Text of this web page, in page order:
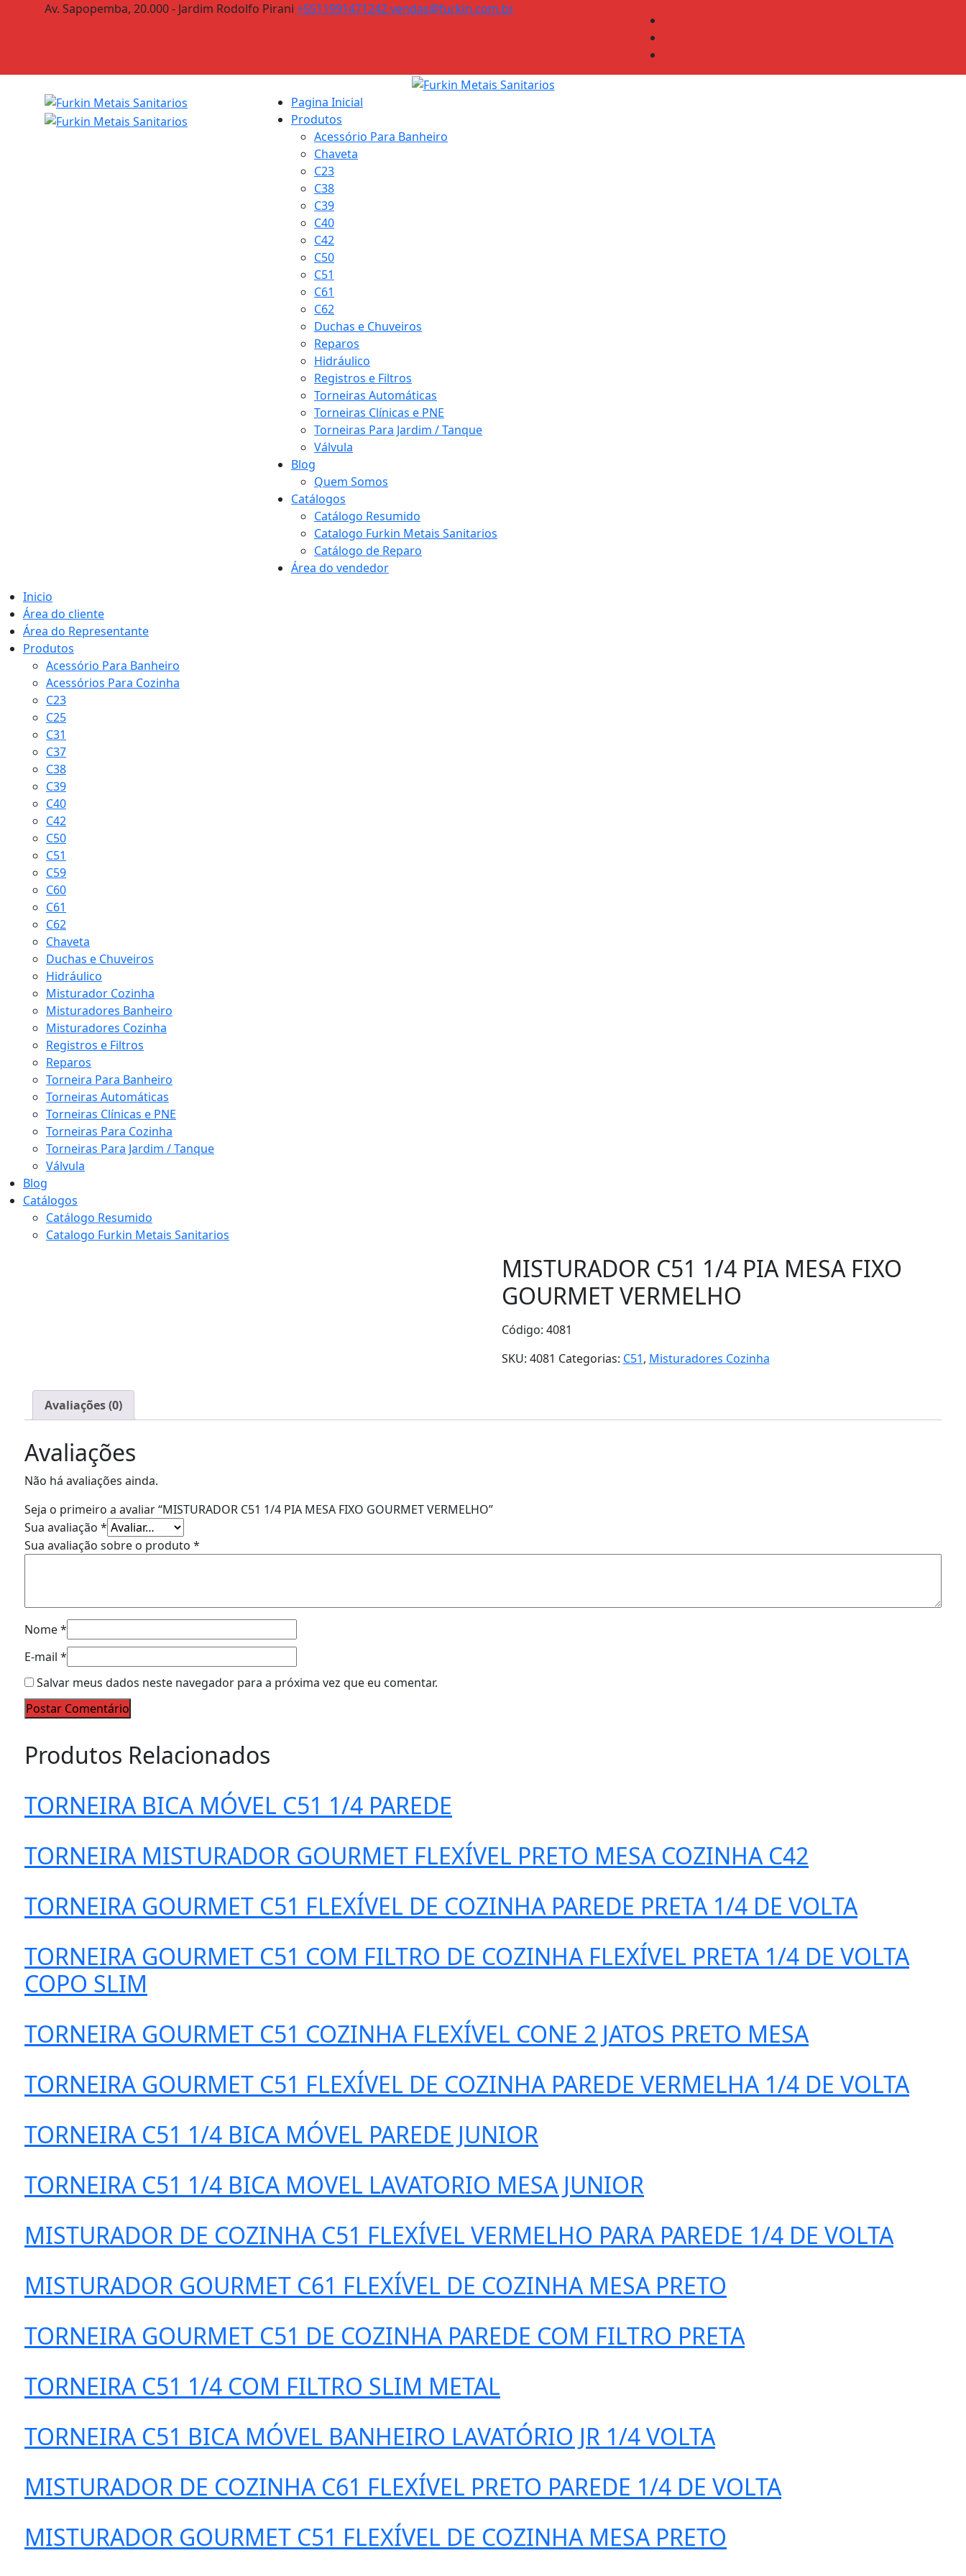
Av. Sapopemba, 20.000 - Jardim Rodolfo Pirani +5511991471242vendas@furkin.com.br
Pagina Inicial
Produtos
Acessório Para Banheiro
Chaveta
C23
C38
C39
C40
C42
C50
C51
C61
C62
Duchas e Chuveiros
Reparos
Hidráulico
Registros e Filtros
Torneiras Automáticas
Torneiras Clínicas e PNE
Torneiras Para Jardim / Tanque
Válvula
Blog
Quem Somos
Catálogos
Catálogo Resumido
Catalogo Furkin Metais Sanitarios
Catálogo de Reparo
Área do vendedor
Inicio
Área do cliente
Área do Representante
Produtos
Acessório Para Banheiro
Acessórios Para Cozinha
C23
C25
C31
C37
C38
C39
C40
C42
C50
C51
C59
C60
C61
C62
Chaveta
Duchas e Chuveiros
Hidráulico
Misturador Cozinha
Misturadores Banheiro
Misturadores Cozinha
Registros e Filtros
Reparos
Torneira Para Banheiro
Torneiras Automáticas
Torneiras Clínicas e PNE
Torneiras Para Cozinha
Torneiras Para Jardim / Tanque
Válvula
Blog
Catálogos
Catálogo Resumido
Catalogo Furkin Metais Sanitarios
MISTURADOR C51 1/4 PIA MESA FIXO
GOURMET VERMELHO
Código: 4081
SKU: 4081 Categorias: C51, Misturadores Cozinha
Avaliações (0)
Avaliações
Não há avaliações ainda.
Seja o primeiro a avaliar “MISTURADOR C51 1/4 PIA MESA FIXO GOURMET VERMELHO”
Sua avaliação *
Sua avaliação sobre o produto *
Nome*
E-mail *
Salvar meus dados neste navegador para a próxima vez que eu comentar.
Postar Comentário
Produtos Relacionados
TORNEIRA BICA MÓVEL C51 1/4 PAREDE
TORNEIRA MISTURADOR GOURMET FLEXÍVEL PRETO MESA COZINHA C42
TORNEIRA GOURMET C51 FLEXÍVEL DE COZINHA PAREDE PRETA 1/4 DE VOLTA
TORNEIRA GOURMET C51 COM FILTRO DE COZINHA FLEXÍVEL PRETA 1/4 DE VOLTA
COPO SLIM
TORNEIRA GOURMET C51 COZINHA FLEXÍVEL CONE 2 JATOS PRETO MESA
TORNEIRA GOURMET C51 FLEXÍVEL DE COZINHA PAREDE VERMELHA 1/4 DE VOLTA
TORNEIRA C51 1/4 BICA MÓVEL PAREDE JUNIOR
TORNEIRA C51 1/4 BICA MOVEL LAVATORIO MESA JUNIOR
MISTURADOR DE COZINHA C51 FLEXÍVEL VERMELHO PARA PAREDE 1/4 DE VOLTA
MISTURADOR GOURMET C61 FLEXÍVEL DE COZINHA MESA PRETO
TORNEIRA GOURMET C51 DE COZINHA PAREDE COM FILTRO PRETA
TORNEIRA C51 1/4 COM FILTRO SLIM METAL
TORNEIRA C51 BICA MÓVEL BANHEIRO LAVATÓRIO JR 1/4 VOLTA
MISTURADOR DE COZINHA C61 FLEXÍVEL PRETO PAREDE 1/4 DE VOLTA
MISTURADOR GOURMET C51 FLEXÍVEL DE COZINHA MESA PRETO